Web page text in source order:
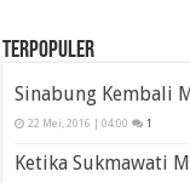
Terpopuler
Sinabung Kembali
22 Mei, 2016 | 04:00 1
Ketika Sukmawati